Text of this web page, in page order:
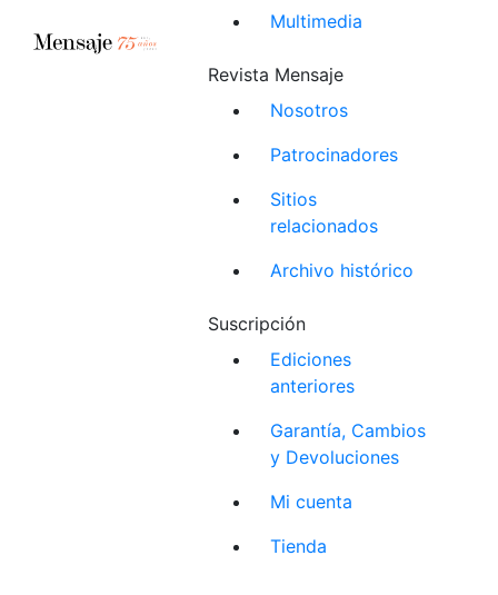
Multimedia
Revista Mensaje
Nosotros
Patrocinadores
Sitios
relacionados
Archivo histórico
Suscripción
Ediciones
anteriores
Garantía, Cambios
y Devoluciones
Mi cuenta
Tienda